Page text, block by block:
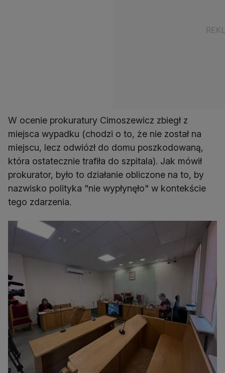
W ocenie prokuratury Cimoszewicz zbiegł z
miejsca wypadku (chodzi o to, że nie został na
miejscu, lecz odwiózł do domu poszkodowaną,
która ostatecznie trafiła do szpitala). Jak mówił
prokurator, było to działanie obliczone na to, by
nazwisko polityka "nie wypłynęło" w kontekście
tego zdarzenia.